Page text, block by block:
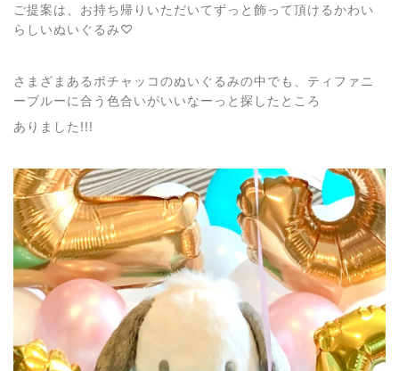
ご提案は、お持ち帰りいただいてずっと飾って頂けるかわい
らしいぬいぐるみ♡
さまざまあるポチャッコのぬいぐるみの中でも、ティファニ
ーブルーに合う色合いがいいなーっと探したところ
ありました!!!